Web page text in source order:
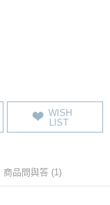
WISH
LIST
商品問與答 (1)